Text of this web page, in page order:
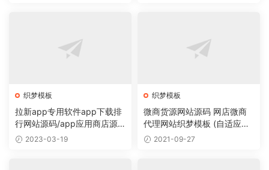
织梦模板
拉新app专用软件app下载排
行网站源码/app应用商店源
码 2023-03-19
织梦模板
微商货源网站源码 网店微商
代理网站织梦模板 (自适应手
机版)2021-09-27